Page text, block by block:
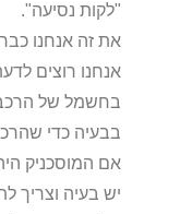
"לקות נסיעה".
את זה אנחנו
אנחנו רוצים
בחשמל של
בבעיה כדי
אם המוסכניק
יש בעיה וצריך